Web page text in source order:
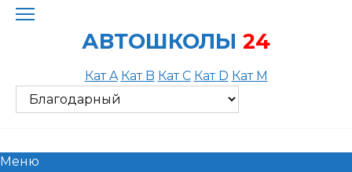
Skip
АВТОШКОЛЫ 24
Кат A Кат B Кат C Кат D Кат M
Меню